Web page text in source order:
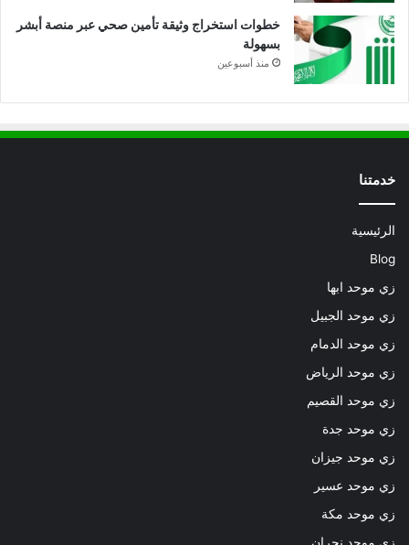
خطوات استخراج وثيقة تأمين صحي عبر منصة أبشر
بسهولة
منذ أسبوعين
خدمتنا
الرئيسية
Blog
زي موحد ابها
زي موحد الجبيل
زي موحد الدمام
زي موحد الرياض
زي موحد القصيم
زي موحد جدة
زي موحد جيزان
زي موحد عسير
زي موحد مكة